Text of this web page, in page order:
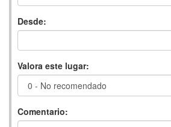
Desde:
Valora este lugar:
Comentario: